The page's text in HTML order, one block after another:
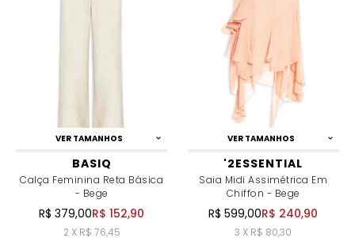
VER TAMANHOS
BASIQ
Calça Feminina Reta Básica
- Bege
R$ 379,00R$ 152,90
2 X R$ 76,45
VER TAMANHOS
'2ESSENTIAL
Saia Midi Assimétrica Em
Chiffon - Bege
R$ 599,00R$ 240,90
3 X R$ 80,30